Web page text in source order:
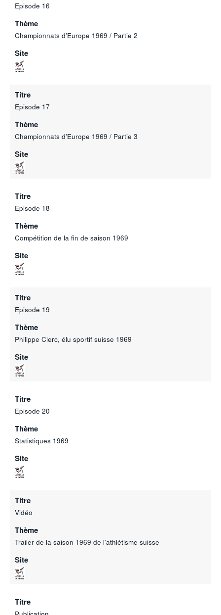
Episode 16
Thème
Championnats d'Europe 1969 / Partie 2
Site
Titre
Episode 17
Thème
Championnats d'Europe 1969 / Partie 3
Site
Titre
Episode 18
Thème
Compétition de la fin de saison 1969
Site
Titre
Episode 19
Thème
Philippe Clerc, élu sportif suisse 1969
Site
Titre
Episode 20
Thème
Statistiques 1969
Site
Titre
Vidéo
Thème
Trailer de la saison 1969 de l'athlétisme suisse
Site
Titre